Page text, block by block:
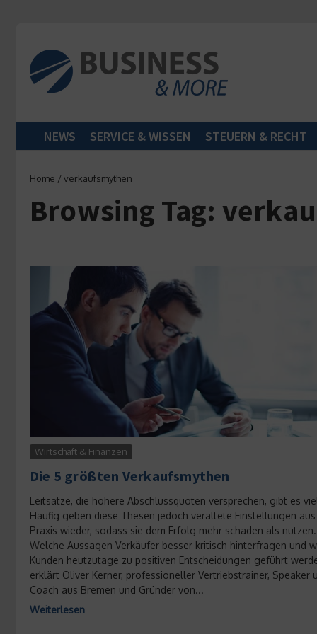
NEWS SERVICE & WISSEN STEUERN & RECHT
Home / verkaufsmythen
Browsing Tag:
Wirtschaft & Finanzen
Die 5 größten Verkaufsmythen
Leitsätze, die höhere Abschlussquoten versprechen, gibt es
Häufig geben diese Thesen jedoch veraltete Einstellungen
Praxis wieder, sodass sie dem Erfolg mehr schaden als nutzen.
Welche Aussagen Verkäufer besser kritisch hinterfragen und
Kunden heutzutage zu positiven Entscheidungen geführt
erklärt Oliver Kerner, professioneller Vertriebstrainer, Speaker
Coach aus Bremen und Gründer von...
Weiterlesen